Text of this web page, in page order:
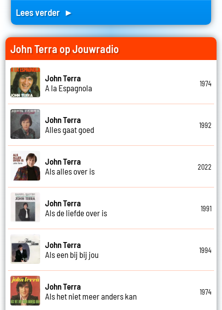
Lees verder ►
John Terra op Jouwradio
John Terra
A la Espagnola
1974
John Terra
Alles gaat goed
1992
John Terra
Als alles over is
2022
John Terra
Als de liefde over is
1991
John Terra
Als een bij bij jou
1994
John Terra
Als het niet meer anders kan
1974